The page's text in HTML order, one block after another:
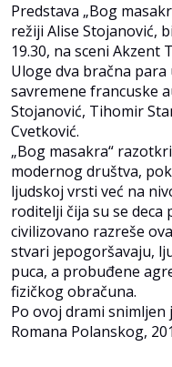
Predstava „Bog
režiji Alise Stojanović,
19.30, na sceni Akzent
Uloge dva bračna
savremene francuske
Stojanović, Tihomir
Cvetković.
„Bog masakra“
modernog društva,
ljudskoj vrsti već na
roditelji čija su se
civilizovano razreše
stvari jepogoršavaju,
puca, a probuđene
fizičkog obračuna.
Po ovoj drami
Romana Polanskog,